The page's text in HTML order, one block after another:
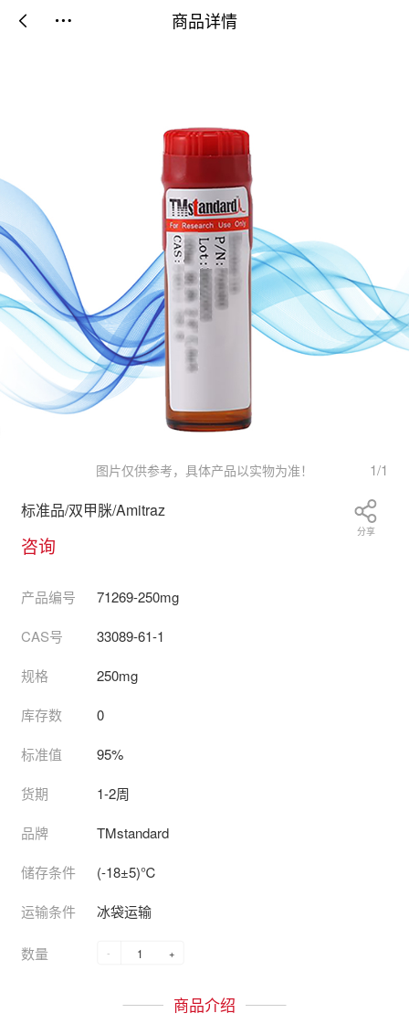
商品详情
 
图片仅供参考，具体产品以实物为准！ 1/1
标准品/双甲脒/Amitraz
咨询
分享
产品编号 71269-250mg
CAS号 33089-61-1
规格 250mg
库存数 0
标准值 95%
货期 1-2周
品牌 TMstandard
储存条件 (-18±5)℃
运输条件 冰袋运输
数量 - +
商品介绍